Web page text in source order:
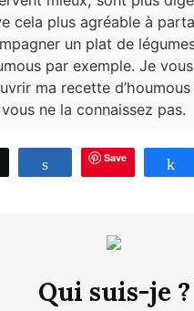
cela plus agréable à
un plat de
par exemple. Je
ma recette
ne la connaissez pas.
Tweetez PartagezSave
Qui suis-je ?